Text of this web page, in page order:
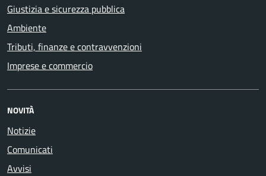
Giustizia e sicurezza pubblica
Ambiente
Tributi, finanze e contravvenzioni
Imprese e commercio
NOVITÀ
Notizie
Comunicati
Avvisi